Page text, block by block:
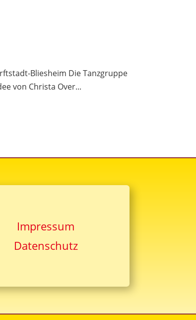
Bliesheim Die Tanzgruppe
von Christa Over...
Impressum
Datenschutz